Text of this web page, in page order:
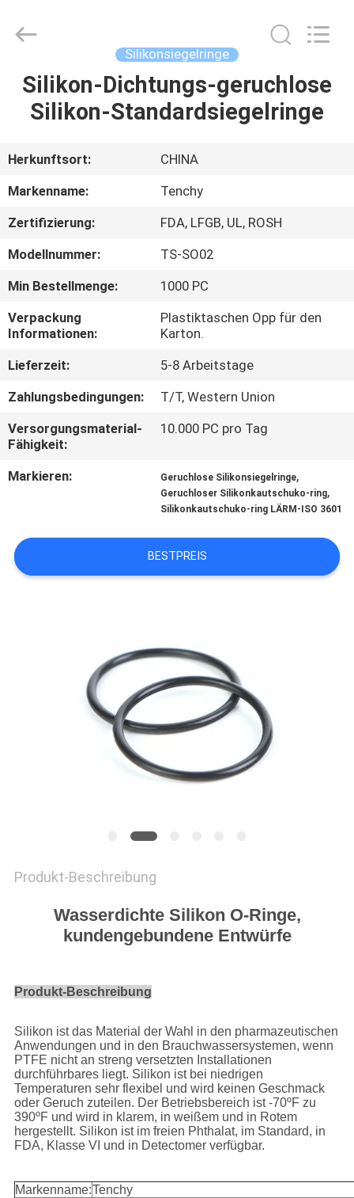
HAUS
ÜBER
UNS
FABRIK-
AUSFLUG
QUALITÄTSKONTROLLE
TRETEN
SIE
MIT
UNS
NACHRICHTEN
2021
Silicone&Rubber
Co.,Ltd.
Silikonsiegelringe
Silikon-Dichtungs-geruchlose
Silikon-Standardsiegelringe
Herkunftsort:
CHINA
Markenname:
Tenchy
Zertifizierung:
FDA, LFGB, UL, ROSH
Modellnummer:
TS-SO02
Min Bestellmenge:
1000 PC
Verpackung
Informationen:
Plastiktaschen Opp für den
Karton.
Lieferzeit:
5-8 Arbeitstage
Zahlungsbedingungen:
T/T, Western Union
Versorgungsmaterial-
Fähigkeit:
10.000 PC pro Tag
Markieren: Geruchlose Silikonsiegelringe,
Geruchloser Silikonkautschuko-ring,
Silikonkautschuko-ring LÄRM-ISO 3601
BESTPREIS
Produkt-Beschreibung
Wasserdichte Silikon O-Ringe,
kundengebundene Entwürfe
Produkt-Beschreibung
Silikon ist das Material der Wahl in den pharmazeutischen
Anwendungen und in den Brauchwassersystemen, wenn
PTFE nicht an streng versetzten Installationen
durchführbares liegt. Silikon ist bei niedrigen
Temperaturen sehr flexibel und wird keinen Geschmack
oder Geruch zuteilen. Der Betriebsbereich ist -70ºF zu
390ºF und wird in klarem, in weißem und in Rotem
hergestellt. Silikon ist im freien Phthalat, im Standard, in
FDA, Klasse VI und in Detectomer verfügbar.
Markenname:Tenchy